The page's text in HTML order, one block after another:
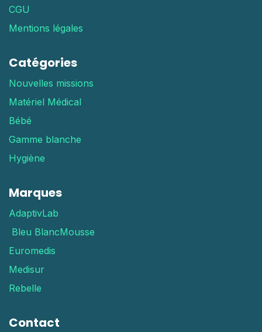
CGU
Mentions légales
Catégories
Nouvelles missions
Matériel Médical
Bébé
Gamme blanche
Hygiène
Marques
AdaptivLab
Bleu BlancMousse
Euromedis
Medisur
Rebelle
Contact